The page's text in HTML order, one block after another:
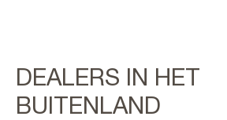
DEALERS IN HET
BUITENLAND